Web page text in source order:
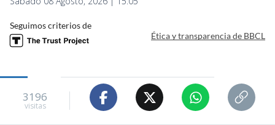
Seguimos criterios de
Ética y transparencia de BBCL
3196
visitas